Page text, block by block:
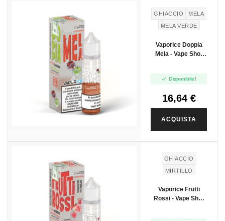
GHIACCIO
MELA
MELA VERDE
Vaporice Doppia
Mela - Vape Shot
 Disponibile!
16,64 €
ACQUISTA
GHIACCIO
MIRTILLO
CILIEGIA
Vaporice Frutti
Rossi - Vape Shot